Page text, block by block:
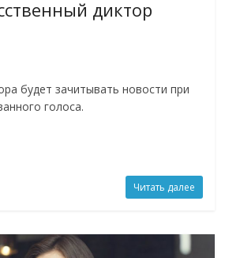
диктор
будет зачитывать новости при
голоса.
Читать далее